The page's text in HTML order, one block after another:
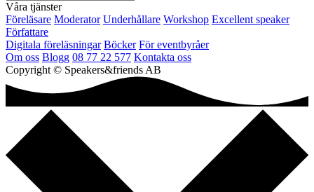
Våra tjänster
Föreläsare Moderator Underhållare Workshop Excellent speaker
Författare
Digitala föreläsningar Böcker För eventbyråer
Om oss Blogg 08 77 22 577 Kontakta oss
Copyright © Speakers&friends AB